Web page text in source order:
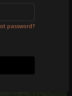
password?